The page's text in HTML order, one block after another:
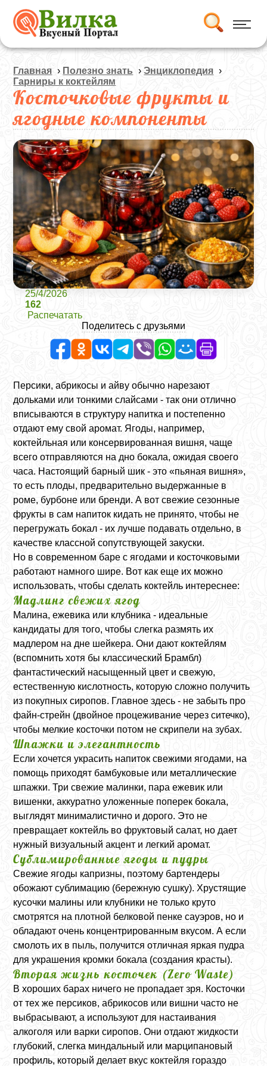
Главная › Полезно знать ›Энциклопедия ›
Гарниры к коктейлям
Косточковые фрукты и
ягодные компоненты
25/4/2026
162
Распечатать
Поделитесь с друзьями
Персики, абрикосы и айву обычно нарезают
дольками или тонкими слайсами - так они отлично
вписываются в структуру напитка и постепенно
отдают ему свой аромат. Ягоды, например,
коктейльная или консервированная вишня, чаще
всего отправляются на дно бокала, ожидая своего
часа. Настоящий барный шик - это «пьяная вишня»,
то есть плоды, предварительно выдержанные в
роме, бурбоне или бренди. А вот свежие сезонные
фрукты в сам напиток кидать не принято, чтобы не
перегружать бокал - их лучше подавать отдельно, в
качестве классной сопутствующей закуски.
Но в современном баре с ягодами и косточковыми
работают намного шире. Вот как еще их можно
использовать, чтобы сделать коктейль интереснее:
Мадлинг свежих ягод
Малина, ежевика или клубника - идеальные
кандидаты для того, чтобы слегка размять их
мадлером на дне шейкера. Они дают коктейлям
(вспомнить хотя бы классический Брамбл)
фантастический насыщенный цвет и свежую,
естественную кислотность, которую сложно получить
из покупных сиропов. Главное здесь - не забыть про
файн-стрейн (двойное процеживание через ситечко),
чтобы мелкие косточки потом не скрипели на зубах.
Шпажки и элегантность
Если хочется украсить напиток свежими ягодами, на
помощь приходят бамбуковые или металлические
шпажки. Три свежие малинки, пара ежевик или
вишенки, аккуратно уложенные поперек бокала,
выглядят минималистично и дорого. Это не
превращает коктейль во фруктовый салат, но дает
нужный визуальный акцент и легкий аромат.
Сублимированные ягоды и пудры
Свежие ягоды капризны, поэтому бартендеры
обожают сублимацию (бережную сушку). Хрустящие
кусочки малины или клубники не только круто
смотрятся на плотной белковой пенке сауэров, но и
обладают очень концентрированным вкусом. А если
смолоть их в пыль, получится отличная яркая пудра
для украшения кромки бокала (создания красты).
Вторая жизнь косточек (Zero Waste)
В хороших барах ничего не пропадает зря. Косточки
от тех же персиков, абрикосов или вишни часто не
выбрасывают, а используют для настаивания
алкоголя или варки сиропов. Они отдают жидкости
глубокий, слегка миндальный или марципановый
профиль, который делает вкус коктейля гораздо